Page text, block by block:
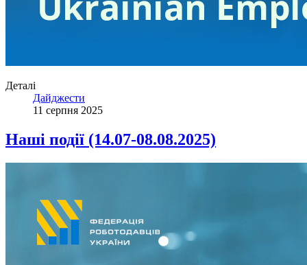
Деталі
Дайджести
11 серпня 2025
Наші події (14.07-08.08.2025)